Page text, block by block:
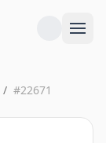
/ #22671